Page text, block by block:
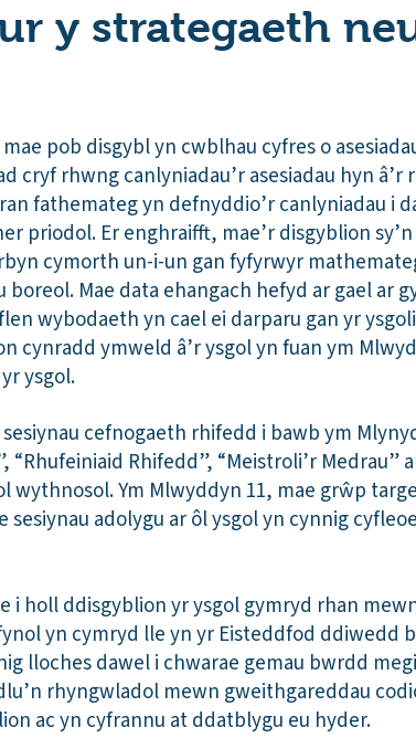
y strategaeth
pob disgybl yn cwblhau cyfres o
cryf rhwng canlyniadau’r asesiadau hyn â’r
fathemateg yn defnyddio’r canlyniadau i
priodol. Er enghraifft, mae’r disgyblion
cymorth un-i-un gan fyfyrwyr
Mae data ehangach hefyd ar gael ar
wybodaeth yn cael ei darparu gan yr
cynradd ymweld â’r ysgol yn fuan ym
ysgol.
cefnogaeth rhifedd i bawb ym
“Rhufeiniaid Rhifedd”, “Meistroli’r Medrau”
wythnosol. Ym Mlwyddyn 11, mae grŵp
sesiynau adolygu ar ôl ysgol yn cynnig
i holl ddisgyblion yr ysgol gymryd rhan
yn cymryd lle yn yr Eisteddfod ddiwedd
lloches dawel i chwarae gemau bwrdd
rhyngwladol mewn gweithgareddau
ac yn cyfrannu at ddatblygu eu hyder.